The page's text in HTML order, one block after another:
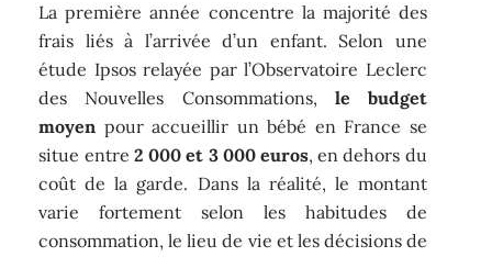
La première année concentre la majorité des
frais liés à l’arrivée d’un enfant. Selon une
étude Ipsos relayée par l’Observatoire Leclerc
des Nouvelles Consommations, le budget
moyen pour accueillir un bébé en France se
situe entre 2 000 et 3 000 euros, en dehors du
coût de la garde. Dans la réalité, le montant
varie fortement selon les habitudes de
consommation, le lieu de vie et les décisions de